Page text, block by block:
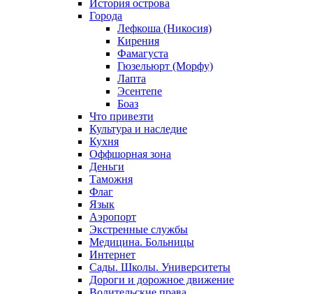
История острова
Города
Лефкоша (Никосия)
Кирения
Фамагуста
Гюзельюрт (Морфу)
Лапта
Эсентепе
Боаз
Что привезти
Культура и наследие
Кухня
Оффшорная зона
Деньги
Таможня
Флаг
Язык
Аэропорт
Экстренные службы
Медицина. Больницы
Интернет
Сады. Школы. Университеты
Дороги и дорожное движение